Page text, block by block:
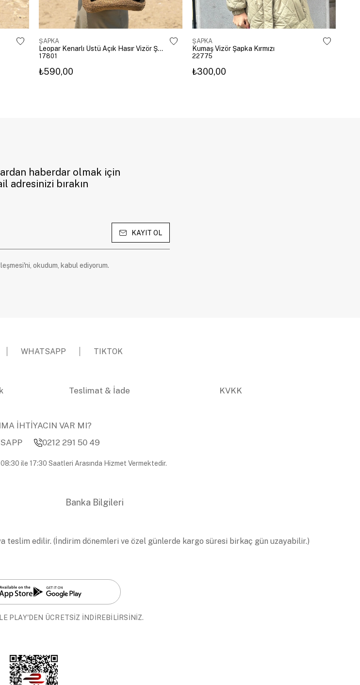
ŞAPKA
Leopar Kenarlı Üstü Açık Hasır Vizör Şapka Kahve
17801
₺590,00
ŞAPKA
Kumaş Vizör Şapka Kırmızı
22775
₺300,00
haberdar olmak için
adresinizi bırakın
KAYIT OL
okudum, kabul ediyorum.
WHATSAPP TIKTOK
Teslimat & İade KVKK
İHTİYACIN VAR MI?
0212 291 50 49
ile 17:30 Saatleri Arasında Hizmet Vermektedir.
Banka Bilgileri
teslim edilir. (İndirim dönemleri ve özel günlerde kargo süresi birkaç gün uzayabilir.)
PLAY'DEN ÜCRETSİZ İNDİREBİLİRSİNİZ.